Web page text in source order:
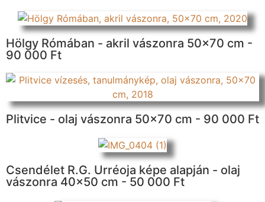
Hölgy Rómában - akril vászonra 50x70 cm -
90 000 Ft
Plitvice - olaj vászonra 50x70 cm - 90 000 Ft
Csendélet R.G. Urréoja képe alapján - olaj
vászonra 40x50 cm - 50 000 Ft